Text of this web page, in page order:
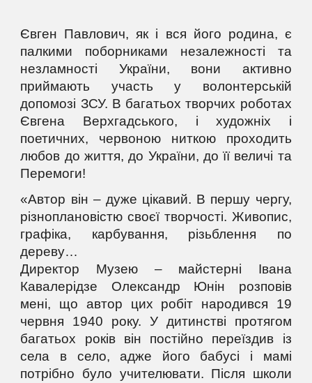
Євген Павлович, як і вся його родина, є
палкими поборниками незалежності та
незламності України, вони активно
приймають участь у волонтерській
допомозі ЗСУ. В багатьох творчих роботах
Євгена Верхгадського, і художніх і
поетичних, червоною ниткою проходить
любов до життя, до України, до її величі та
Перемоги!
«Автор він – дуже цікавий. В першу чергу,
різноплановістю своєї творчості. Живопис,
графіка, карбування, різьблення по
дереву…
Директор Музею – майстерні Івана
Кавалерідзе Олександр Юнін розповів
мені, що автор цих робіт народився 19
червня 1940 року. У дитинстві протягом
багатьох років він постійно переїздив із
села в село, адже його бабусі і мамі
потрібно було учителювати. Після школи